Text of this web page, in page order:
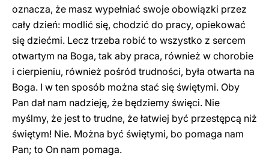
oznacza, że masz wypełniać swoje obowiązki przez
cały dzień: modlić się, chodzić do pracy, opiekować
się dziećmi. Lecz trzeba robić to wszystko z sercem
otwartym na Boga, tak aby praca, również w chorobie
i cierpieniu, również pośród trudności, była otwarta na
Boga. I w ten sposób można stać się świętymi. Oby
Pan dał nam nadzieję, że będziemy święci. Nie
myślmy, że jest to trudne, że łatwiej być przestępcą niż
świętym! Nie. Można być świętymi, bo pomaga nam
Pan; to On nam pomaga.